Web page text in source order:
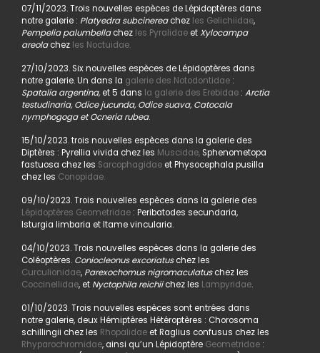
07/11/2023. Trois nouvelles espèces de Lépidoptères dans
notre galerie : Platyedra subcinereachez les Gelichiidae,
Pempelia palumbellachez les PyralidaeetXylocampa
areolachez les Noctuidae.
27/10/2023. Six nouvelles espèces de Lépidoptères dans
notre galerie. Un dans la galerie des Notodontidae:
Spatalia argentina, et 5 dans la galerie des Erebidae: Arctia
testudinaria, Odice jucunda, Odice suava, Catocala
nymphogoga et Ocneria rubea.
15/10/2023. trois nouvelles espèces dans la galerie des
Diptères : Pyrellia vivida chez les Muscidae,Sphenometopa
fastuosa chez les Sarcophagidaeet Physocephala pusilla
chez les Conopidae.
09/10/2023. Trois nouvelles espèces dans la galerie des
Lépidoptères Geometridae: Peribatodes secundaria,
Isturgia limbaria et Itame vincularia.
04/10/2023. Trois nouvelles espèces dans la galerie des
Coléoptères. Coniocleonus excoriatuschez les
Curculionidae, Parexochomus nigromaculatuschez les
Coccinellidae, et Nyctophila reichiichez les Lampyridae.
01/10/2023. Trois nouvelles espèces sont entrées dans
notre galerie, deux Hémiptères Hétéroptères : Chorosoma
schillingii chez les Rhopalidaeet Raglius confusus chez les
Rhyparochromidae, ainsi qu’un Lépidoptère Geometridae: